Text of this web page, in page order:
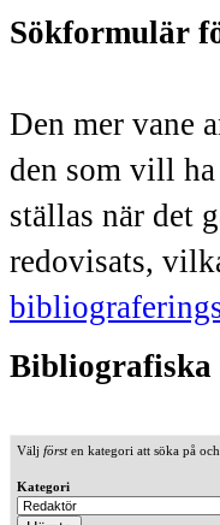
Sökformulär
Den mer vane
den som vill
ställas när det
redovisats,
Bibliografiska
Välj försten kategori att söka på
Kategori